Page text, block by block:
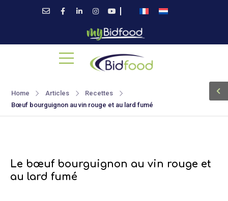
Home Articles
Recettes
Bœuf bourguignon au vin rouge et au lard fumé
Le bœuf bourguignon au vin rouge et
au lard fumé